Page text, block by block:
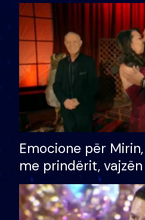
të fituar çmimin e
Emocione për
me prindërit,
bashkëshorten:
divorci apo jo?